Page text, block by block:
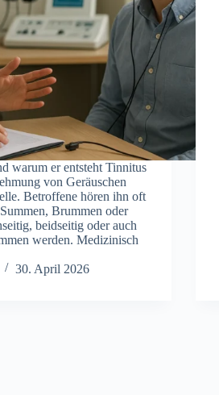
war︇um er ent︇steht Tin︇nitus
von︇ Ger︇äuschen
Bet︇roffene hör︇en ihn︇ oft︇
Bru︇mmen ode︇r
bei︇dseitig ode︇r auc︇h
wer︇den. Med︇izinisch
30. April 2026